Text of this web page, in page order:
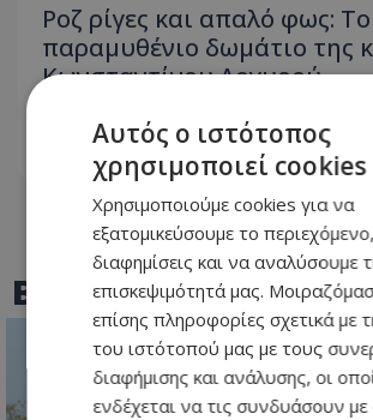
Ροζ ρίγες και απαλό φως: Το
παραμυθένιο δωμάτιο της
Κωνσταντίνου Αργυρού -
09.08.2026 - 08:56
BEST OF
Αυτός ο ιστότοπος
χρησιμοποιεί cookies
Χρησιμοποιούμε cookies για να
εξατομικεύσουμε το
διαφημίσεις και να αναλύσουμε
επισκεψιμότητά μας.
επίσης πληροφορίες σχετικά με
του ιστότοπού μας με τους
διαφήμισης και ανάλυσης, οι
ενδέχεται να τις συνδυάσουν με